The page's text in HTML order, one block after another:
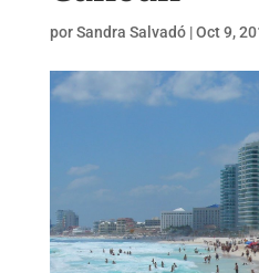
porSandra Salvadó|Oct 9,